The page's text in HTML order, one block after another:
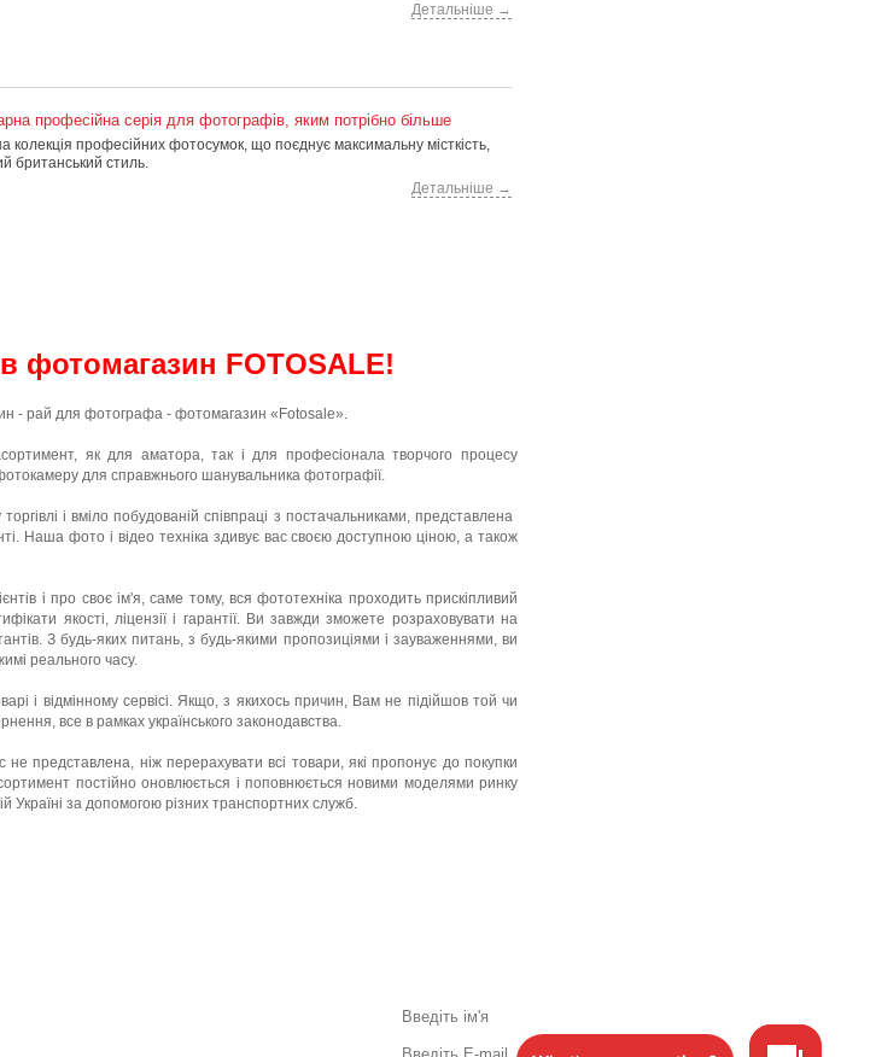
Детальніше →
професійна серія для фотографів, яким потрібно більше
колекція професійних фотосумок, що поєднує максимальну місткість,
британський стиль.
Детальніше →
фотомагазин FOTOSALE!
- рай для фотографа - фотомагазин «Fotosale».
як для аматора, так і для професіонала творчого процесу
для справжнього шанувальника фотографії.
і вміло побудованій співпраці з постачальниками, представлена
Наша фото і відео техніка здивує вас своєю доступною ціною, а також
і про своє ім'я, саме тому, вся фототехніка проходить прискіпливий
якості, ліцензії і гарантії. Ви завжди зможете розраховувати на
З будь-яких питань, з будь-якими пропозиціями і зауваженнями, ви
реального часу.
і відмінному сервісі. Якщо, з якихось причин, Вам не підійшов той чи
все в рамках українського законодавства.
представлена, ніж перерахувати всі товари, які пропонує до покупки
постійно оновлюється і поповнюється новими моделями ринку
Україні за допомогою різних транспортних служб.